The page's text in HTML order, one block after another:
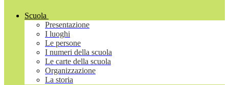
Scuola
Presentazione
I luoghi
Le persone
I numeri della scuola
Le carte della scuola
Organizzazione
La storia